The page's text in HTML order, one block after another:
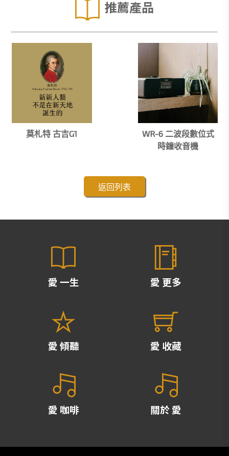
推薦產品
莫札特 古吉G1
WR-6 二波段數位式
時鐘收音機
返回列表
愛 一生 愛 更多
愛 傾聽 愛 收藏
愛 咖啡 關於 愛